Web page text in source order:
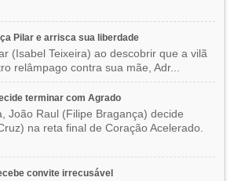
Pilar e arrisca sua liberdade
(Isabel Teixeira) ao descobrir que a vilã
relâmpago contra sua mãe, Adr...
terminar com Agrado
João Raul (Filipe Bragança) decide
na reta final de Coração Acelerado.
convite irrecusável